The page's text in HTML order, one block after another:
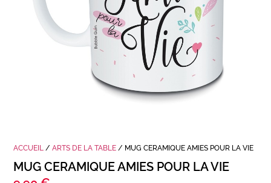
ACCUEIL /ARTS DE LA TABLE / MUG CERAMIQUE AMIES POUR LA VIE
MUG CERAMIQUE AMIES POUR LA VIE